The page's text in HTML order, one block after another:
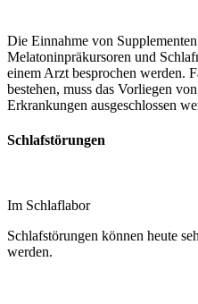
Die Einnahme von
Melatoninpräkursoren und
einem Arzt besprochen werden.
bestehen, muss das Vorliegen
Erkrankungen ausgeschlossen
Schlafstörungen
Im Schlaflabor
Schlafstörungen können heute
werden.